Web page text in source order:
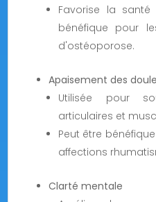
Favorise la
bénéfique pour
d'ostéoporose.
Apaisement des
Utilisée pour
articulaires et
Peut être
affections
Clarté mentale